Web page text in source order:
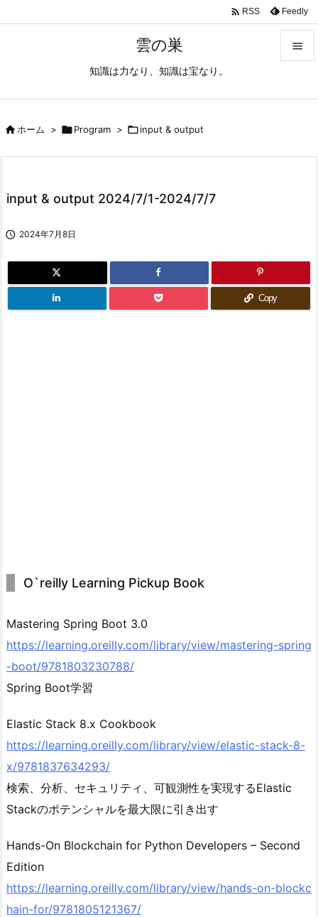
雲の巣
知識は力なり、知識は宝なり。

 RSS Feedly
ホーム > Program > input & output
input & output 2024/7/1-2024/7/7
 2024年7月8日
Copy
O`reilly Learning Pickup Book
Mastering Spring Boot 3.0
https://learning.oreilly.com/library/view/mastering-spring
-boot/9781803230788/
Spring Boot学習
Elastic Stack 8.x Cookbook
https://learning.oreilly.com/library/view/elastic-stack-8-
x/9781837634293/
検索、分析、セキュリティ、可観測性を実現するElastic
Stackのポテンシャルを最大限に引き出す
Hands-On Blockchain for Python Developers – Second
Edition
https://learning.oreilly.com/library/view/hands-on-blockc
hain-for/9781805121367/